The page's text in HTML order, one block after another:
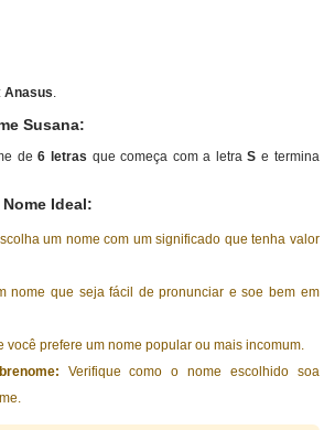
Anasus.
Susana:
de6 letras que começa com a letraS e termina
Ideal:
um nome com um significado que tenha valor
nome que seja fácil de pronunciar e soe bem em
você prefere um nome popular ou mais incomum.
Verifique como o nome escolhido soa